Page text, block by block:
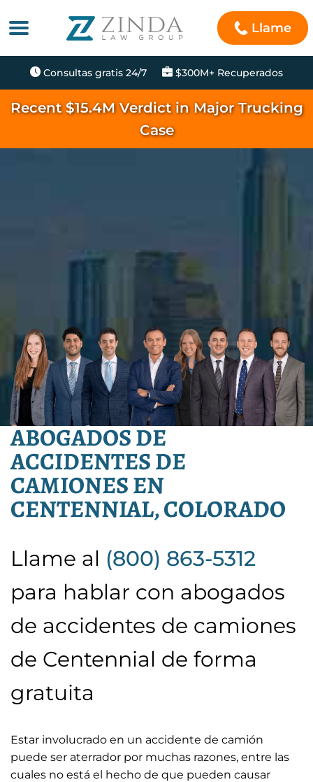
Llame
Consultas gratis 24/7 $300M+ Recuperados
Recent $15.4M Verdict in Major Trucking
Case
ABOGADOS DE
ACCIDENTES DE
CAMIONES EN
CENTENNIAL, COLORADO
Llame al (800) 863-5312
para hablar con abogados
de accidentes de camiones
de Centennial de forma
gratuita
Estar involucrado en un accidente de camión
puede ser aterrador por muchas razones, entre las
cuales no está el hecho de que pueden causar